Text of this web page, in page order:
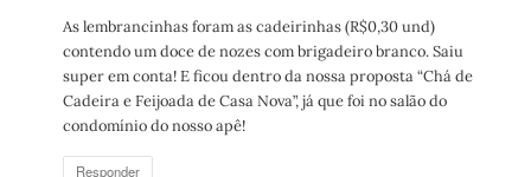
s
e
:
As lembrancinhas foram as cadeirinhas (R$0,30 und)
contendo um doce de nozes com brigadeiro branco. Saiu
super em conta! E ficou dentro da nossa proposta “Chá de
Cadeira e Feijoada de Casa Nova”, já que foi no salão do
condomínio do nosso apê!
Responder